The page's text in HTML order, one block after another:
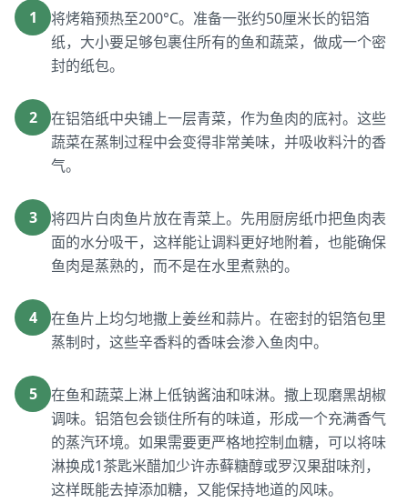
1
将烤箱预热至200°C。准备一张约50厘米长的铝箔
纸，大小要足够包裹住所有的鱼和蔬菜，做成一个密
封的纸包。
2
在铝箔纸中央铺上一层青菜，作为鱼肉的底衬。这些
蔬菜在蒸制过程中会变得非常美味，并吸收料汁的香
气。
3
将四片白肉鱼片放在青菜上。先用厨房纸巾把鱼肉表
面的水分吸干，这样能让调料更好地附着，也能确保
鱼肉是蒸熟的，而不是在水里煮熟的。
4
在鱼片上均匀地撒上姜丝和蒜片。在密封的铝箔包里
蒸制时，这些辛香料的香味会渗入鱼肉中。
5
在鱼和蔬菜上淋上低钠酱油和味淋。撒上现磨黑胡椒
调味。铝箔包会锁住所有的味道，形成一个充满香气
的蒸汽环境。如果需要更严格地控制血糖，可以将味
淋换成1茶匙米醋加少许赤藓糖醇或罗汉果甜味剂，
这样既能去掉添加糖，又能保持地道的风味。